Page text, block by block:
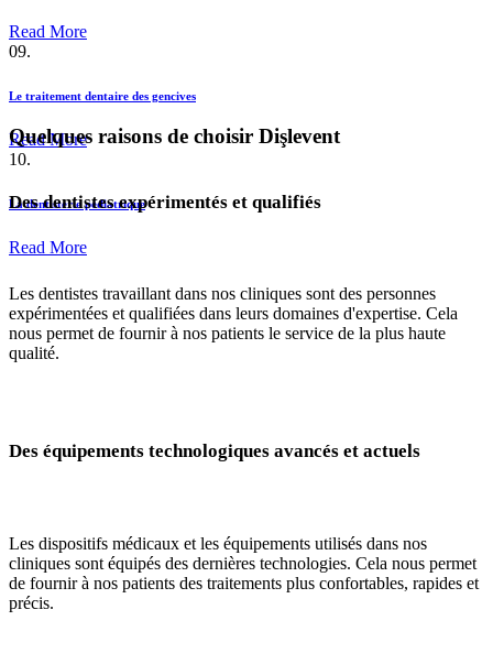
Read More
09.
Le traitement dentaire des gencives
Read More
10.
La dentisterie pédiatrique
Read More
Quelques raisons de choisir Dişlevent
Des dentistes expérimentés et qualifiés
Les dentistes travaillant dans nos cliniques sont des personnes
expérimentées et qualifiées dans leurs domaines d'expertise. Cela
nous permet de fournir à nos patients le service de la plus haute
qualité.
Des équipements technologiques avancés et actuels
Les dispositifs médicaux et les équipements utilisés dans nos
cliniques sont équipés des dernières technologies. Cela nous permet
de fournir à nos patients des traitements plus confortables, rapides et
précis.